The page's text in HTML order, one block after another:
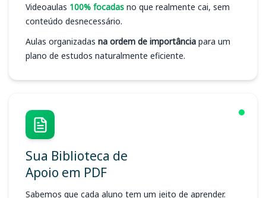
Videoaulas 100% focadas no que realmente cai, sem
conteúdo desnecessário.
Aulas organizadas na ordem de importância para um
plano de estudos naturalmente eficiente.
Sua Biblioteca de
Apoio em PDF
Sabemos que cada aluno tem um jeito de aprender.